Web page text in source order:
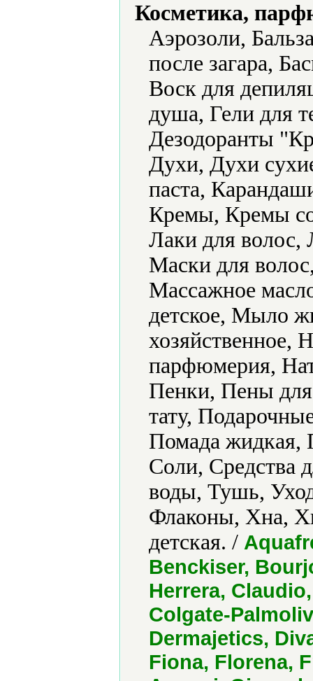
Косметика,
Аэрозоли,
после загара,
Воск для
душа, Гели для
Дезодоранты
Духи, Духи
паста,
Кремы, Кремы
Лаки для волос,
Маски для
Массажное
детское, Мыло
хозяйственное,
парфюмерия,
Пенки, Пены
тату,
Помада жидкая,
Соли, Средства
воды, Тушь,
Флаконы, Хна,
детская. /
Benckiser,
Herrera,
Colgate-
Dermajetics,
Fiona, Florena,